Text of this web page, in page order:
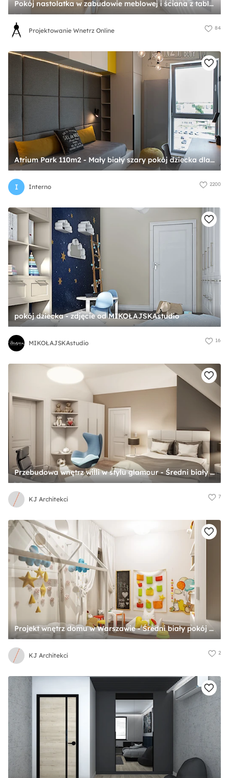
Pokój nastolatka w zabudowie meblowej i ściana z tablicówką - zdjęcie od Projektowanie Wnetrz Online
Projektowanie Wnetrz Online 84
Atrium Park 110m2 - Mały biały szary pokój dziecka dla nastolatka dla chłopca dla dziewczynki, styl nowoczesny - zdjęcie od Interno
I Interno 2200
pokój dziecka - zdjęcie od MIKOŁAJSKAstudio
MIKOŁAJSKAstudio 16
Przebudowa wnętrz willi w stylu glamour - Średni biały brązowy szary pokój dziecka dla nastolatka dla chłopca, styl nowoczesny - zdjęcie od KJ Architekci
KJ Architekci 7
Projekt wnętrz domu w Warszawie - Średni biały pokój dziecka dla dziecka dla chłopca dla dziewczynki, styl nowoczesny - zdjęcie od KJ Architekci
KJ Architekci 2